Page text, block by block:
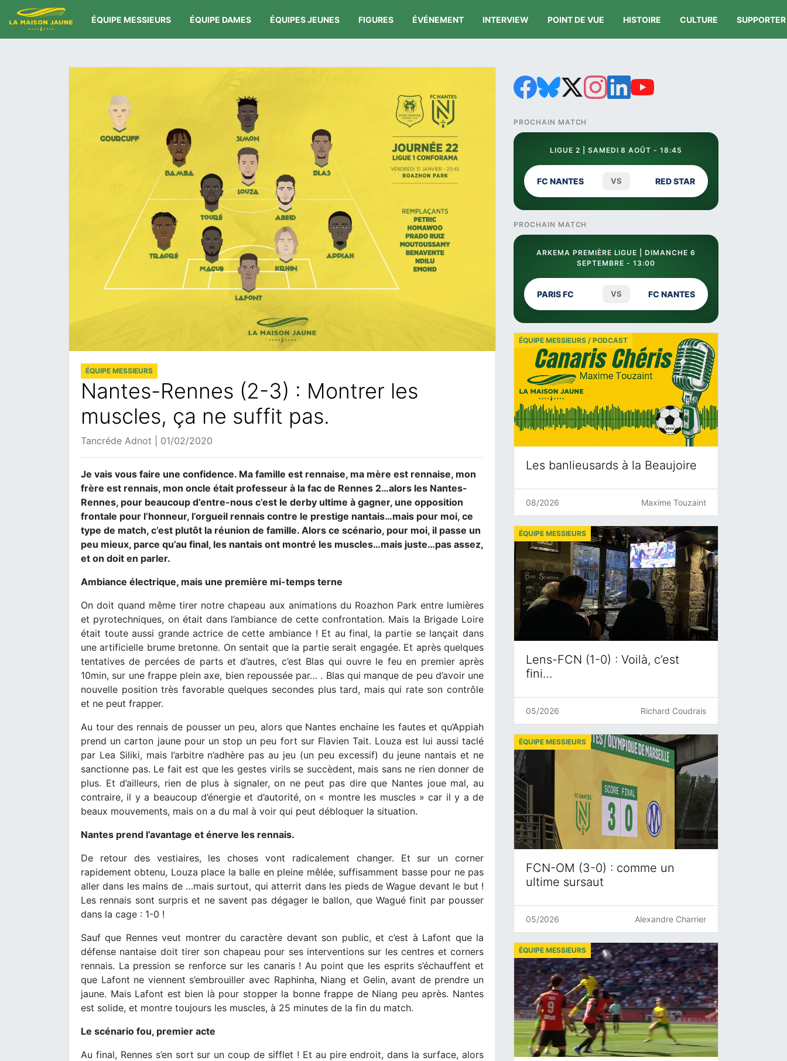
ÉQUIPE MESSIEURS ÉQUIPE DAMES ÉQUIPES JEUNES FIGURES ÉVÉNEMENT INTERVIEW POINT DE VUE HISTOIRE CULTURE SUPPORTER
ÉQUIPE MESSIEURS
Nantes-Rennes (2-3) : Montrer les
muscles, ça ne suffit pas.
Tancréde Adnot | 01/02/2020
Je vais vous faire une confidence. Ma famille est rennaise, ma mère est rennaise, mon
frère est rennais, mon oncle était professeur à la fac de Rennes 2…alors les Nantes-
Rennes, pour beaucoup d’entre-nous c’est le derby ultime à gagner, une opposition
frontale pour l’honneur, l’orgueil rennais contre le prestige nantais…mais pour moi, ce
type de match, c’est plutôt la réunion de famille. Alors ce scénario, pour moi, il passe un
peu mieux, parce qu’au final, les nantais ont montré les muscles…mais juste…pas assez,
et on doit en parler.
Ambiance électrique, mais une première mi-temps terne
On doit quand même tirer notre chapeau aux animations du Roazhon Park entre lumières
et pyrotechniques, on était dans l’ambiance de cette confrontation. Mais la Brigade Loire
était toute aussi grande actrice de cette ambiance ! Et au final, la partie se lançait dans
une artificielle brume bretonne. On sentait que la partie serait engagée. Et après quelques
tentatives de percées de parts et d’autres, c’est Blas qui ouvre le feu en premier après
10min, sur une frappe plein axe, bien repoussée par… . Blas qui manque de peu d’avoir une
nouvelle position très favorable quelques secondes plus tard, mais qui rate son contrôle
et ne peut frapper.
Au tour des rennais de pousser un peu, alors que Nantes enchaine les fautes et qu’Appiah
prend un carton jaune pour un stop un peu fort sur Flavien Tait. Louza est lui aussi taclé
par Lea Siliki, mais l’arbitre n’adhère pas au jeu (un peu excessif) du jeune nantais et ne
sanctionne pas. Le fait est que les gestes virils se succèdent, mais sans ne rien donner de
plus. Et d’ailleurs, rien de plus à signaler, on ne peut pas dire que Nantes joue mal, au
contraire, il y a beaucoup d’énergie et d’autorité, on « montre les muscles » car il y a de
beaux mouvements, mais on a du mal à voir qui peut débloquer la situation.
Nantes prend l’avantage et énerve les rennais.
De retour des vestiaires, les choses vont radicalement changer. Et sur un corner
rapidement obtenu, Louza place la balle en pleine mêlée, suffisamment basse pour ne pas
aller dans les mains de …mais surtout, qui atterrit dans les pieds de Wague devant le but !
Les rennais sont surpris et ne savent pas dégager le ballon, que Wagué finit par pousser
dans la cage : 1-0 !
Sauf que Rennes veut montrer du caractère devant son public, et c’est à Lafont que la
défense nantaise doit tirer son chapeau pour ses interventions sur les centres et corners
rennais. La pression se renforce sur les canaris ! Au point que les esprits s’échauffent et
que Lafont ne viennent s’embrouiller avec Raphinha, Niang et Gelin, avant de prendre un
jaune. Mais Lafont est bien là pour stopper la bonne frappe de Niang peu après. Nantes
est solide, et montre toujours les muscles, à 25 minutes de la fin du match.
Le scénario fou, premier acte
Au final, Rennes s’en sort sur un coup de sifflet ! Et au pire endroit, dans la surface, alors
PROCHAIN MATCH
LIGUE 2 | SAMEDI 8 AOÛT - 18:45
FC NANTES VS RED STAR
PROCHAIN MATCH
ARKEMA PREMIÈRE LIGUE | DIMANCHE 6
SEPTEMBRE - 13:00
PARIS FC VS FC NANTES
Les banlieusards à la Beaujoire
ÉQUIPE MESSIEURS / PODCAST
08/2026 Maxime Touzaint
Lens-FCN (1-0) : Voilà, c’est
fini…
ÉQUIPE MESSIEURS
05/2026 Richard Coudrais
FCN-OM (3-0) : comme un
ultime sursaut
ÉQUIPE MESSIEURS
05/2026 Alexandre Charrier
ÉQUIPE MESSIEURS